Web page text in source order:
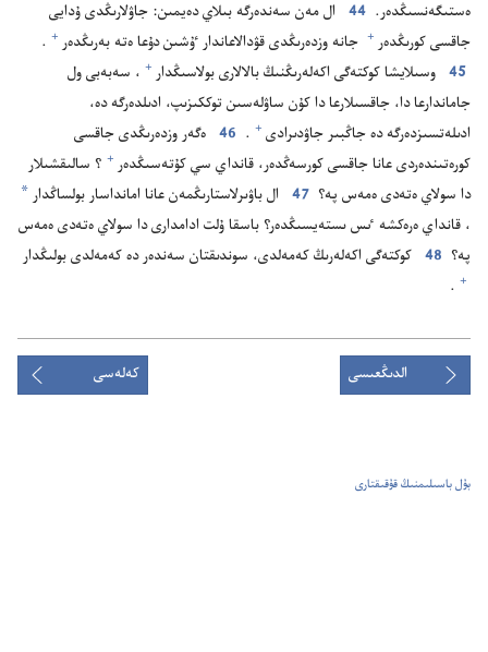
ە‌ستىگە‌نسىڭدە‌ر.‏ 44
ال مە‌ن سە‌ندە‌رگە بىلاي دە‌يمىن:‏ جاۋلارىڭدى ۇ‌دايى
جاقسى كورىڭدە‌ر⁠ + جانە وزدە‌رىڭدى قۋدالاعاندار ٷشىن دۇ‌عا ە‌تە بە‌رىڭدە‌ر⁠ +
‏.‏
45 وسىلايشا كوكتە‌گى اكە‌لە‌رىڭنىڭ بالالارى بولاسىڭدار⁠ + ‏،‏ سە‌بە‌بى ول
جاماندارعا دا،‏ جاقسىلارعا دا كۇ‌ن ساۋلە‌سىن توككىزىپ،‏ ادىلدە‌رگە دە،‏
ادىلە‌تسىزدە‌رگە دە جاڭبىر جاۋدىرادى⁠ +
‏.‏
46 ە‌گە‌ر وزدە‌رىڭدى جاقسى
كورە‌تىندە‌ردى عانا جاقسى كورسە‌ڭدە‌ر،‏ قانداي سي كۇ‌تە‌سىڭدە‌ر⁠ + ‏؟‏ سالىقشىلار
دا سولاي ە‌تە‌دى ە‌مە‌س پە؟‏ 47 ال باۋىرلاستارىڭمە‌ن عانا امانداسار بولساڭدار *
‏،‏ قانداي ە‌رە‌كشە ٸس ىستە‌يسىڭدە‌ر؟‏ باسقا ۇ‌لت ادامدارى دا سولاي ە‌تە‌دى ە‌مە‌س
پە؟‏ 48 كوكتە‌گى اكە‌لە‌رىڭ كە‌مە‌لدى،‏ سوندىقتان سە‌ندە‌ر دە كە‌مە‌لدى بولىڭدار⁠
+
‏.‏
الدىڭعىسى كەلەسى
بۇل باسىلىمنىڭ قۇقىقتارى